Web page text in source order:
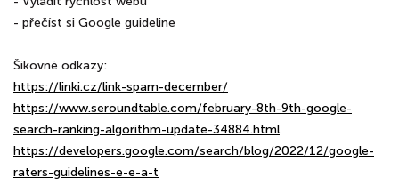
- přečíst si Google guideline
Šikovné odkazy:
https://linki.cz/link-spam-december/
https://www.seroundtable.com/february-8th-9th-google-
search-ranking-algorithm-update-34884.html
https://developers.google.com/search/blog/2022/12/google-
raters-guidelines-e-e-a-t